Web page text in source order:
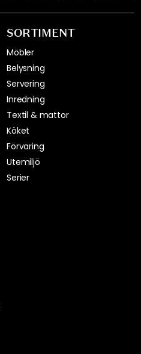
SORTIMENT
Möbler
Belysning
Servering
Inredning
Textil & mattor
Köket
Förvaring
Utemiljö
Serier